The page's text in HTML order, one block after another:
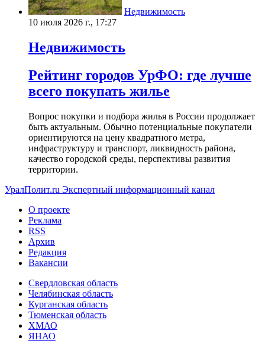
Недвижимость
10 июля 2026 г., 17:27
Недвижимость
Рейтинг городов УрФО: где лучше
всего покупать жилье
Вопрос покупки и подбора жилья в России продолжает
быть актуальным. Обычно потенциальные покупатели
ориентируются на цену квадратного метра,
инфраструктуру и транспорт, ликвидность района,
качество городской среды, перспективы развития
территории.
УралПолит.ru Экспертный информационный канал
О проекте
Реклама
RSS
Архив
Редакция
Вакансии
Свердловская область
Челябинская область
Курганская область
Тюменская область
ХМАО
ЯНАО